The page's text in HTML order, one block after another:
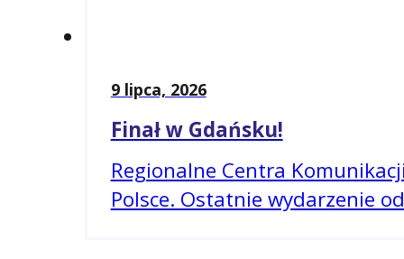
9 lipca, 2026
Finał w Gdańsku!
Regionalne Centra
Polsce. Ostatnie wydarzenie